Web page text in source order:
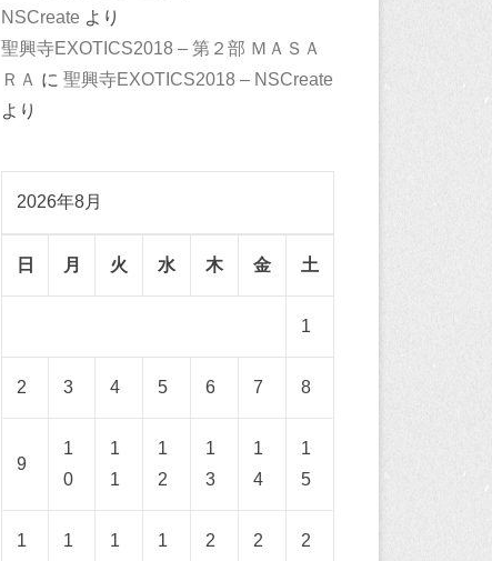
NSCreate より
聖興寺EXOTICS2018 – 第２部 ＭＡＳＡ
ＲＡ に 聖興寺EXOTICS2018 – NSCreate
より
2026年8月
日 月 火 水 木 金 土
1
2 3 4 5 6 7 8
9
1
0
1
1
1
2
1
3
1
4
1
5
1
1
1
1
2
2
2